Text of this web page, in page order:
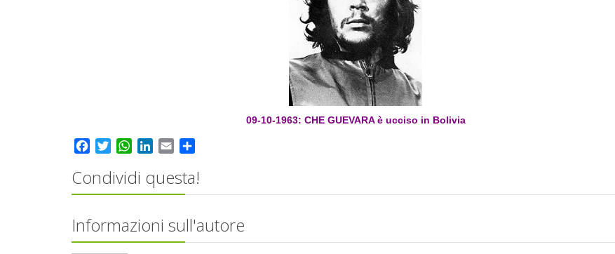
09-10-1963: CHE GUEVARA è ucciso in Bolivia
FacebookTwitterWhatsApp
LinkedIn
Email
Condividi questa!
Informazioni sull'autore